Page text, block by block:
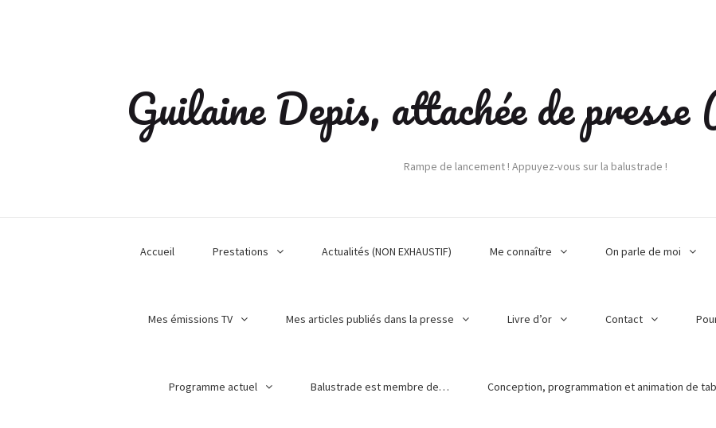
Guilaine Depis, attachée de
Rampe de lancement ! Appuyez-vous sur la balustrade !
Accueil Prestations Actualités (NON EXHAUSTIF) Me connaître On parle de moi
Mes émissions TV Mes articles publiés dans la presse Livre d’or Contact
Programme actuel Balustrade est membre de… Conception, programmation et animation de